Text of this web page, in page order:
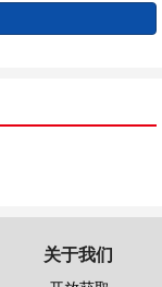
关于我们